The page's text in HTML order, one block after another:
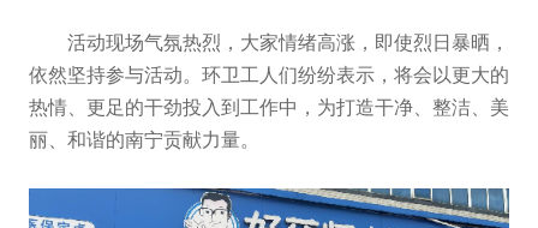
活动现场气氛热烈，大家情绪高涨，即使烈日暴晒，
依然坚持参与活动。环卫工人们纷纷表示，将会以更大的
热情、更足的干劲投入到工作中，为打造干净、整洁、美
丽、和谐的南宁贡献力量。